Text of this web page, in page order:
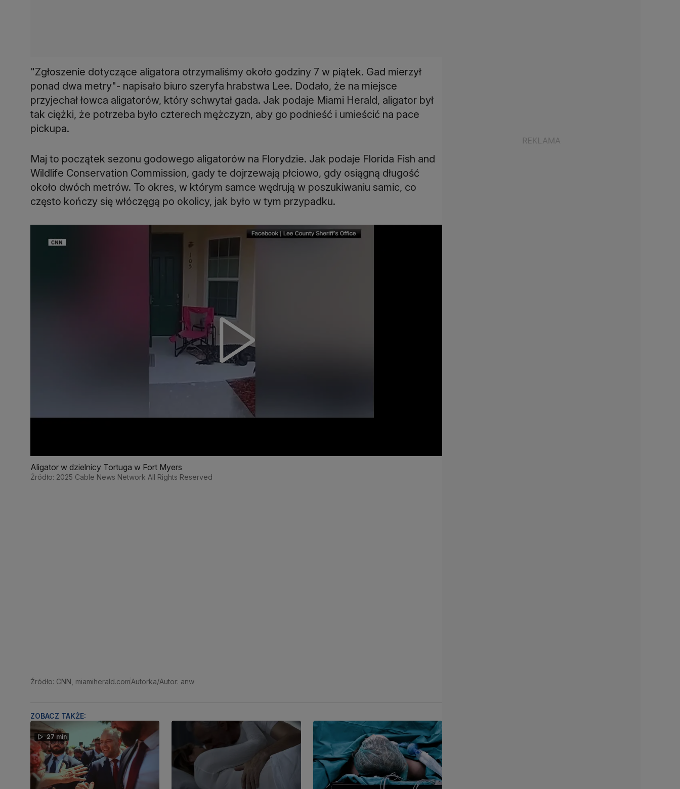
"Zgłoszenie dotyczące aligatora otrzymaliśmy około godziny 7 w piątek. Gad mierzył
ponad dwa metry"- napisało biuro szeryfa hrabstwa Lee. Dodało, że na miejsce
przyjechał łowca aligatorów, który schwytał gada. Jak podaje Miami Herald, aligator był
tak ciężki, że potrzeba było czterech mężczyzn, aby go podnieść i umieścić na pace
pickupa.
Maj to początek sezonu godowego aligatorów na Florydzie. Jak podaje Florida Fish and
Wildlife Conservation Commission, gady te dojrzewają płciowo, gdy osiągną długość
około dwóch metrów. To okres, w którym samce wędrują w poszukiwaniu samic, co
często kończy się włóczęgą po okolicy, jak było w tym przypadku.
Aligator w dzielnicy Tortuga w Fort Myers
Źródło: 2025 Cable News Network All Rights Reserved
Źródło: CNN, miamiherald.comAutorka/Autor: anw
ZOBACZ TAKŻE:
27 min